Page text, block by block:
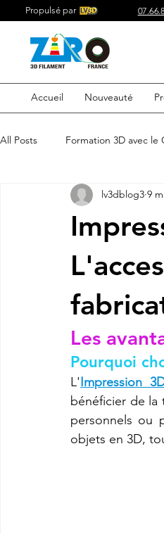
Propulsé par
Accueil Nouveauté
All Posts Formation 3D avec le
Acheter du Filament 3D pour
Filaments 3D PLA
etre visible sur google
imprimante3d Creality K2 plus
CREALITY SPARKX i7 Color
lv3dblog3 9
Les
Pourquoi
L'Impression
bénéficier de la
personnels ou
objets en 3D,